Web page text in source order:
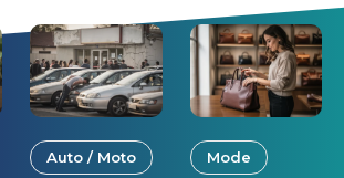
Auto / Moto Mode